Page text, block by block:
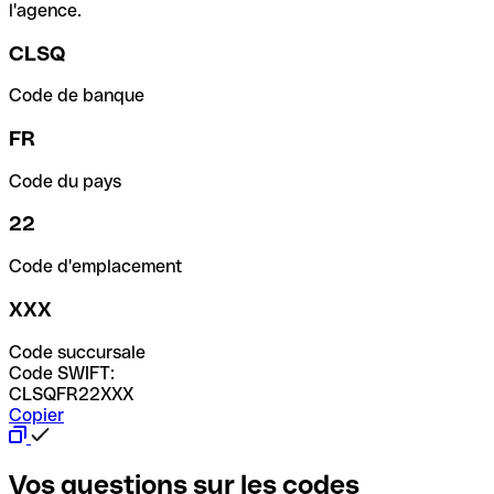
l'agence.
CLSQ
Code de banque
FR
Code du pays
22
Code d'emplacement
XXX
Code succursale
Code SWIFT:
CLSQFR22XXX
Copier
Vos questions sur les codes